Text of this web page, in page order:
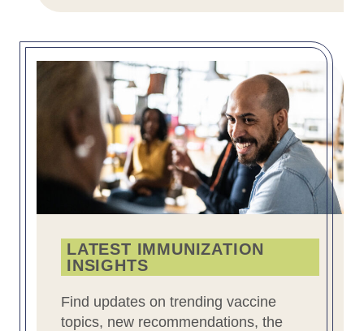
LATEST IMMUNIZATION
INSIGHTS
Find updates on trending vaccine
topics, new recommendations, the